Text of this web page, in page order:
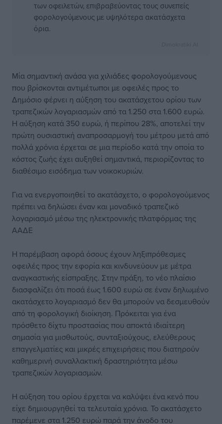
των οφειλετών, επιβραβεύοντας τους συνεπείς
φορολογούμενους με υψηλότερα ακατάσχετα
όρια.
Μία σημαντική ανάσα για χιλιάδες φορολογούμενους
που βρίσκονται αντιμέτωποι με οφειλές προς το
Δημόσιο φέρνει η αύξηση του ακατάσχετου ορίου των
τραπεζικών λογαριασμών από τα 1.250 στα 1.600 ευρώ.
Η αύξηση κατά 350 ευρώ, ή περίπου 28%, αποτελεί την
πρώτη ουσιαστική αναπροσαρμογή του μέτρου μετά από
πολλά χρόνια έρχεται σε μια περίοδο κατά την οποία το
κόστος ζωής έχει αυξηθεί σημαντικά, περιορίζοντας το
διαθέσιμο εισόδημα των νοικοκυριών.
Για να ενεργοποιηθεί το ακατάσχετο, ο φορολογούμενος
πρέπει να δηλώσει έναν και μοναδικό τραπεζικό
λογαριασμό μέσω της ηλεκτρονικής πλατφόρμας της
ΑΑΔΕ
Η παρέμβαση αφορά όσους έχουν ληξιπρόθεσμες
οφειλές προς την εφορία και κινδυνεύουν με μέτρα
αναγκαστικής είσπραξης. Στην πράξη, το νέο πλαίσιο
διασφαλίζει ότι ποσά έως 1.600 ευρώ σε έναν δηλωμένο
ακατάσχετο λογαριασμό δεν θα μπορούν να δεσμευθούν
από τη φορολογική διοίκηση. Πρόκειται για ένα
πρόσθετο δίχτυ προστασίας που αποκτά ιδιαίτερη
σημασία για μισθωτούς, συνταξιούχους, ελεύθερους
επαγγελματίες και μικρές επιχειρήσεις που διατηρούν
καθημερινή συναλλακτική δραστηριότητα μέσω
τραπεζικών λογαριασμών.
Η αύξηση του ορίου έρχεται να καλύψει ένα κενό που
είχε δημιουργηθεί τα τελευταία χρόνια. Το ακατάσχετο
παρέμενε στα 1.250 ευρώ παρά την άνοδο του